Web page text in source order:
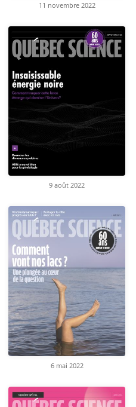
11 novembre 2022
9 août 2022
6 mai 2022